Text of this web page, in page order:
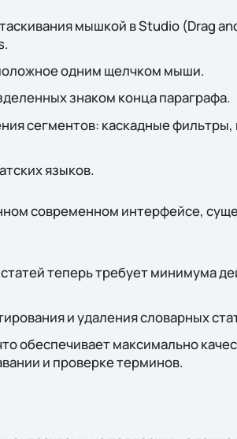
мышкой в Studio (Drag
одним щелчком мыши.
знаком конца параграфа.
сегментов: каскадные
языков.
современном интерфейсе,
теперь требует минимума
и удаления словарных
обеспечивает максимально
и проверке терминов.